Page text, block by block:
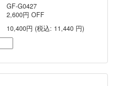
GF-G0427
2,600円 OFF
10,400円 (税込: 11,440 円)